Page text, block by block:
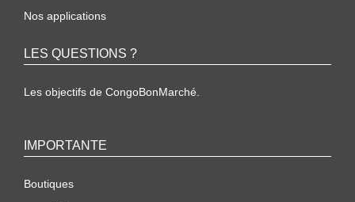
Nos applications
LES QUESTIONS ?
Les objectifs de CongoBonMarché.
IMPORTANTE
Boutiques